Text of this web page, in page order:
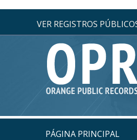
VER REGISTROS
PÁGINA PRINCIPAL